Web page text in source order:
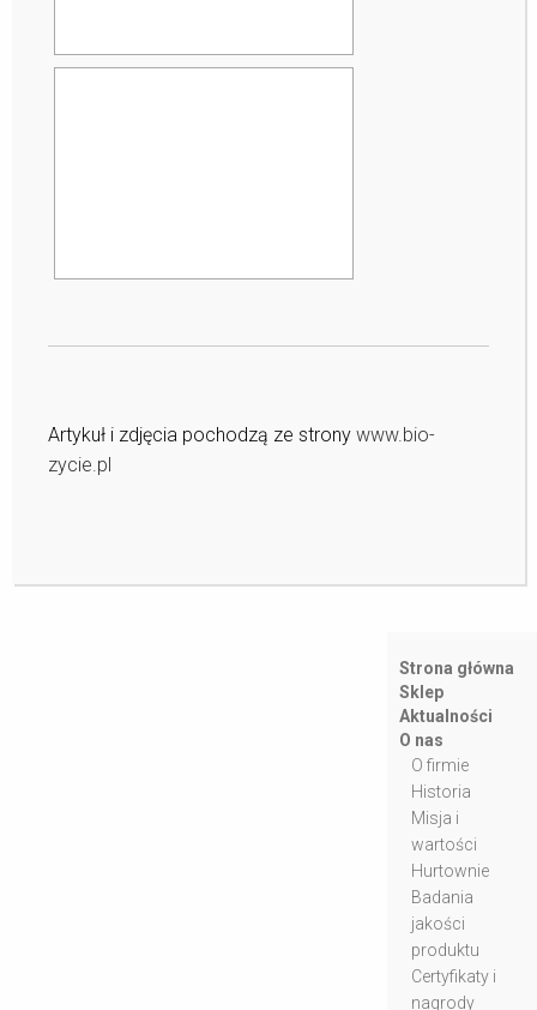
Artykuł i zdjęcia pochodzą ze strony www.bio-
zycie.pl
Strona główna
Sklep
Aktualności
O nas
O firmie
Historia
Misja i
wartości
Hurtownie
Badania
jakości
produktu
Certyfikaty i
nagrody